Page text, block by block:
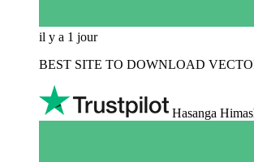
il y a 1 jour
BEST SITE TO DOWNLOAD
Hasanga